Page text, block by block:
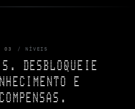
03 NÍVEIS
DESBLOQUEIE
E